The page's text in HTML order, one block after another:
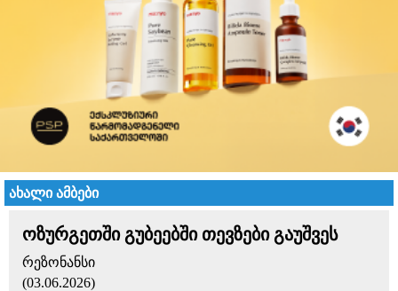
ახალი ამბები
ოზურგეთში გუბეებში თევზები გაუშვეს
რეზონანსი
(03.06.2026)